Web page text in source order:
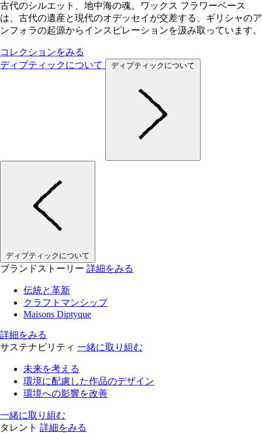
古代のシルエット、地中海の魂。ワックス フラワーベース
は、古代の遺産と現代のオデッセイが交差する、ギリシャのア
ンフォラの起源からインスピレーションを汲み取っています。
コレクションをみる
ディプティックについて
ディプティックについて
ディプティックについて
ブランドストーリー 詳細をみる
伝統と革新
クラフトマンシップ
Maisons Diptyque
詳細をみる
サステナビリティ 一緒に取り組む
未来を考える
環境に配慮した作品のデザイン
環境への影響を改善
一緒に取り組む
タレント 詳細をみる